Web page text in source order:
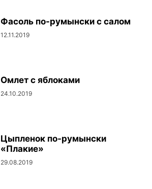
Фасоль по-румынски с салом
12.11.2019
Омлет с яблоками
24.10.2019
Цыпленок по-румынски
«Плакие»
29.08.2019